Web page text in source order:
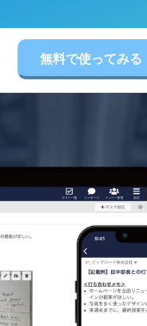
無料で使ってみる